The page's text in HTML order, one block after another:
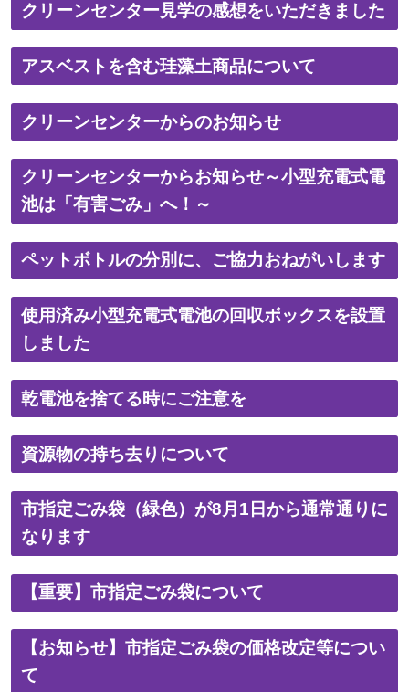
クリーンセンター見学の感想をいただきました
アスベストを含む珪藻土商品について
クリーンセンターからのお知らせ
クリーンセンターからお知らせ～小型充電式電
池は「有害ごみ」へ！～
ペットボトルの分別に、ご協力おねがいします
使用済み小型充電式電池の回収ボックスを設置
しました
乾電池を捨てる時にご注意を
資源物の持ち去りについて
市指定ごみ袋（緑色）が8月1日から通常通りに
なります
【重要】市指定ごみ袋について
【お知らせ】市指定ごみ袋の価格改定等につい
て